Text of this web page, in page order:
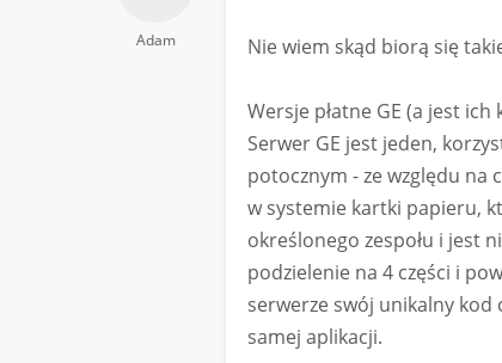
Adam Nie wiem skąd biorą się
Wersje płatne GE (a jest
Serwer GE jest jeden,
potocznym - ze względu na
w systemie kartki papieru,
określonego zespołu i jest
podzielenie na 4 części i
serwerze swój unikalny
samej aplikacji.